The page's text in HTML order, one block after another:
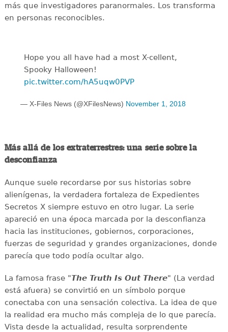
más que investigadores paranormales. Los transforma
en personas reconocibles.
Hope you all have had a most X-cellent,
Spooky Halloween!
pic.twitter.com/hA5uqw0PVP
— X-Files News (@XFilesNews) November 1, 2018
Más allá de los extraterrestres: una serie sobre la
desconfianza
Aunque suele recordarse por sus historias sobre
alienígenas, la verdadera fortaleza de Expedientes
Secretos X siempre estuvo en otro lugar. La serie
apareció en una época marcada por la desconfianza
hacia las instituciones, gobiernos, corporaciones,
fuerzas de seguridad y grandes organizaciones, donde
parecía que todo podía ocultar algo.
La famosa frase "The Truth Is Out There" (La verdad
está afuera) se convirtió en un símbolo porque
conectaba con una sensación colectiva. La idea de que
la realidad era mucho más compleja de lo que parecía.
Vista desde la actualidad, resulta sorprendente